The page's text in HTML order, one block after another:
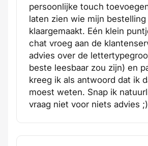
persoonlijke touch
laten zien wie mijn bestelling
klaargemaakt. Eén klein
chat vroeg aan de
advies over de
beste leesbaar zou zijn) en
kreeg ik als antwoord dat ik
moest weten. Snap ik
vraag niet voor niets advies ;)